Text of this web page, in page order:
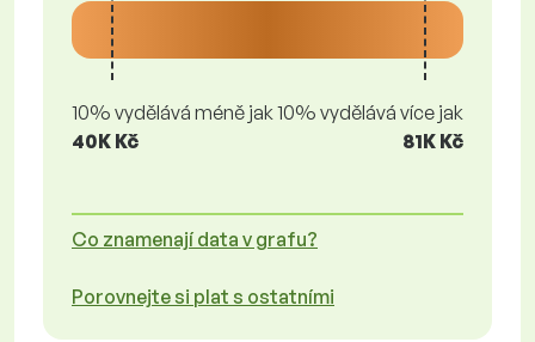
10% vydělává méně jak
40K Kč
10% vydělává více jak
81K Kč
Co znamenají data v grafu?
Porovnejte si plat s ostatními